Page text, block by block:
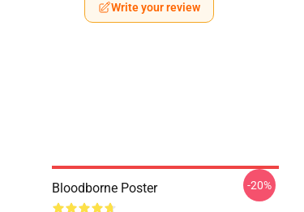
Write your review
Bloodborne Poster -20%